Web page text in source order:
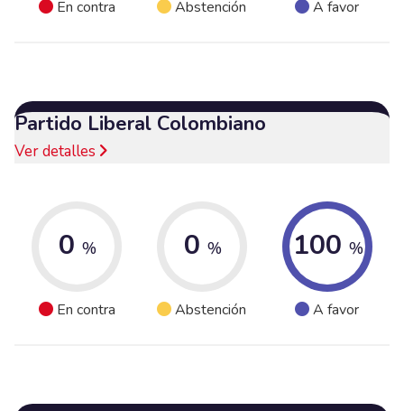
En contra Abstención A favor
Partido Liberal Colombiano
Ver detalles
0 %
En contra
0 %
Abstención
100 %
A favor